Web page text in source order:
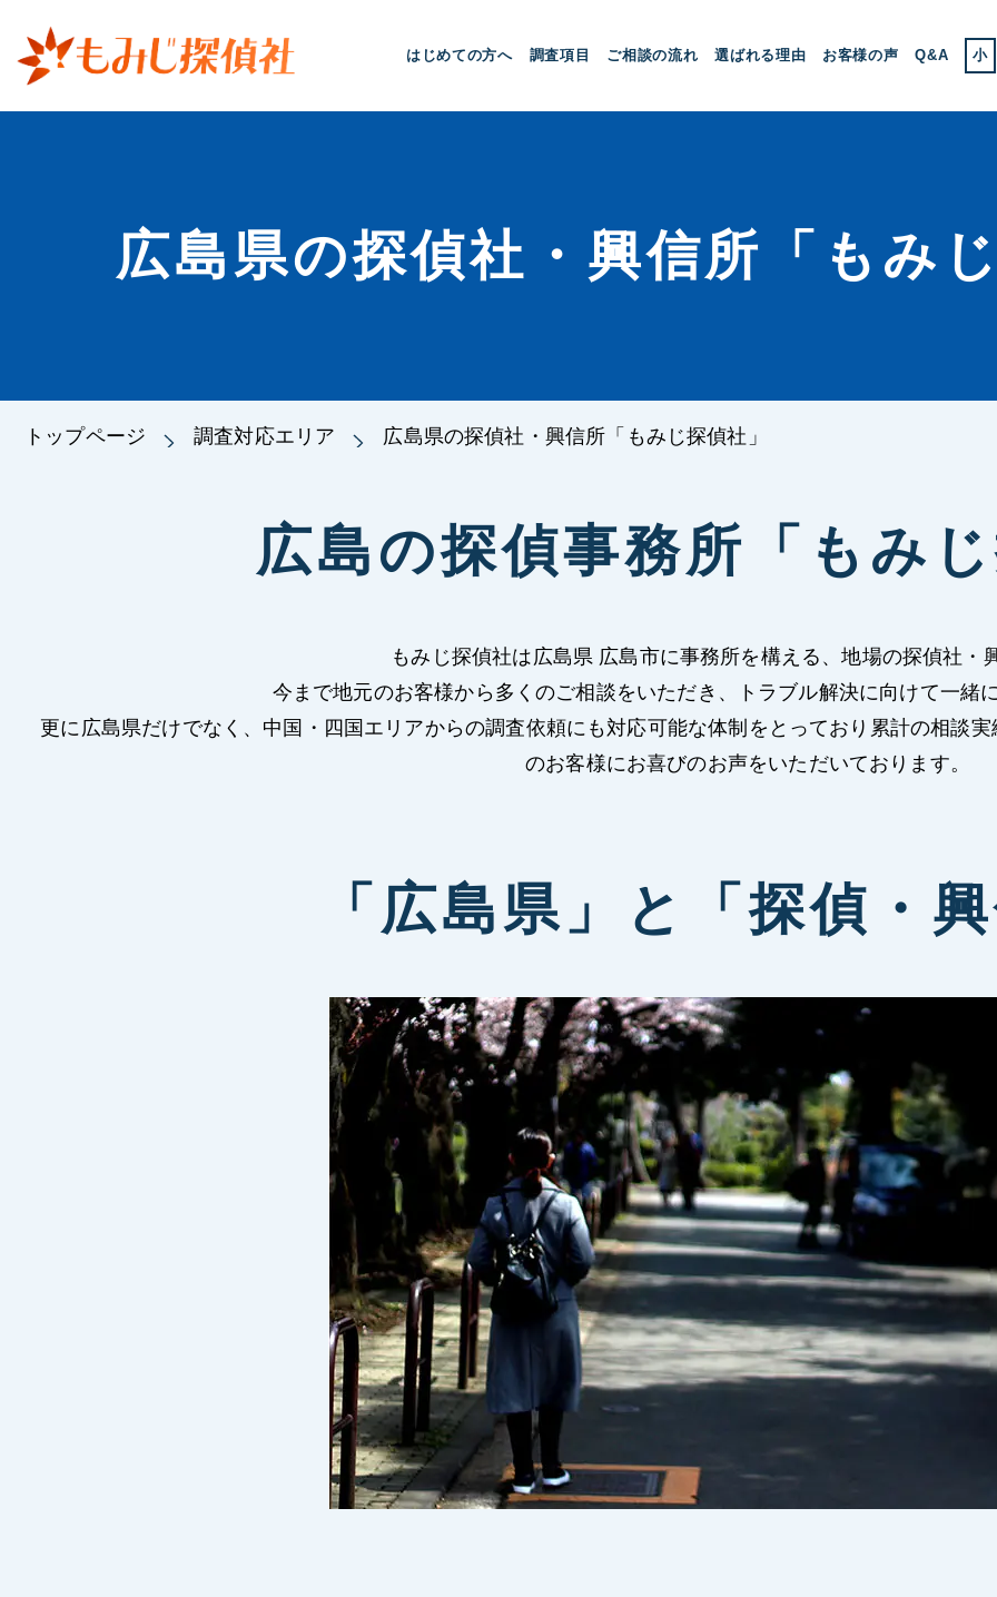
はじめての方へ 調査項目 ご相談の流れ 選ばれる理由 お客様の声 Q&A 小
広島県の探偵社・興信所「もみ
トップページ 調査対応エリア 広島県の探偵社・興信所「もみじ探偵社」
広島の探偵事務所「もみ
もみじ探偵社は広島県 広島市に事務所を構える、地場の探偵社・
今まで地元のお客様から多くのご相談をいただき、トラブル解決に向けて一緒
更に広島県だけでなく、中国・四国エリアからの調査依頼にも対応可能な体制をとっており累計の相談
のお客様にお喜びのお声をいただいております。
「広島県」と「探偵・